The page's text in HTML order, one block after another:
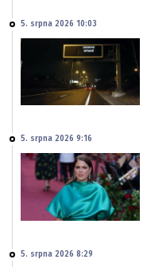
5. srpna 2026 10:03
5. srpna 2026 9:16
5. srpna 2026 8:29